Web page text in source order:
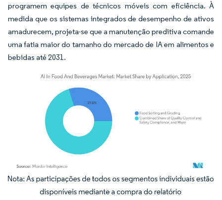
programem equipes de técnicos móveis com eficiência. À
medida que os sistemas integrados de desempenho de ativos
amadurecem, projeta-se que a manutenção preditiva comande
uma fatia maior do tamanho do mercado de IA em alimentos e
bebidas até 2031.
Imagem © Mordor Intelligence. O reuso requer atribuição conforme CC BY 4.0.